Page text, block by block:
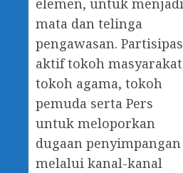
elemen, untuk menjadi
mata dan telinga
pengawasan.
aktif tokoh
tokoh agama, tokoh
pemuda serta Pers
untuk meloporkan
dugaan penyimpangan
melalui kanal-kanal